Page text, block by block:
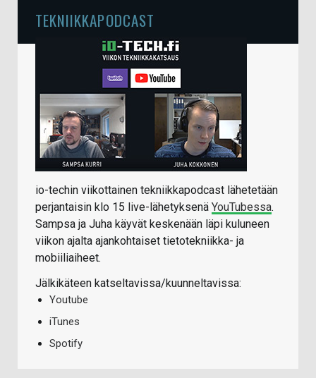
TEKNIIKKAPODCAST
io-techin viikottainen tekniikkapodcast lähetetään
perjantaisin klo 15 live-lähetyksenä YouTubessa.
Sampsa ja Juha käyvät keskenään läpi kuluneen
viikon ajalta ajankohtaiset tietotekniikka- ja
mobiiliaiheet.
Jälkikäteen katseltavissa/kuunneltavissa:
Youtube
iTunes
Spotify